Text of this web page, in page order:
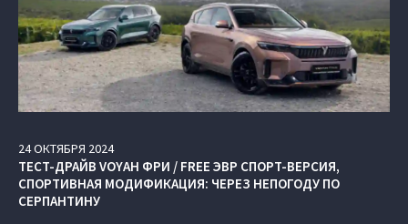
24ОКТЯБРЯ 2024
ТЕСТ-ДРАЙВ VOYAH ФРИ / FREE ЭВР СПОРТ-ВЕРСИЯ,
СПОРТИВНАЯ МОДИФИКАЦИЯ: ЧЕРЕЗ НЕПОГОДУ ПО
СЕРПАНТИНУ